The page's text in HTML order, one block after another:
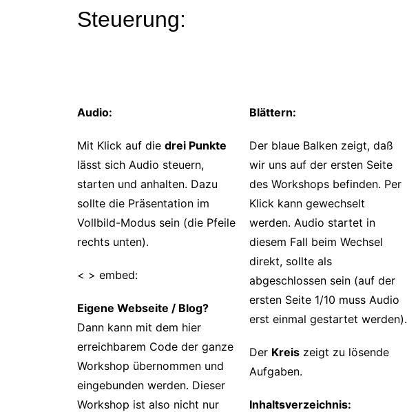
Steuerung:
Audio:
Mit Klick auf die drei Punkte
lässt sich Audio steuern,
starten und anhalten. Dazu
sollte die Präsentation im
Vollbild-Modus sein (die Pfeile
rechts unten).
< > embed:
Eigene Webseite / Blog?
Dann kann mit dem hier
erreichbarem Code der ganze
Workshop übernommen und
eingebunden werden. Dieser
Workshop ist also nicht nur
Blättern:
Der blaue Balken zeigt, daß
wir uns auf der ersten Seite
des Workshops befinden. Per
Klick kann gewechselt
werden. Audio startet in
diesem Fall beim Wechsel
direkt, sollte als
abgeschlossen sein (auf der
ersten Seite 1/10 muss Audio
erst einmal gestartet werden).
Der Kreiszeigt zu lösende
Aufgaben.
Inhaltsverzeichnis: